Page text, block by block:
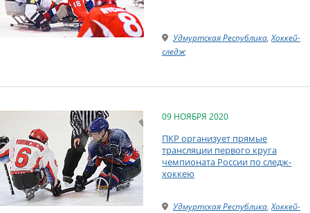
Удмуртская Республика,Хоккей-
следж
09 НОЯБРЯ 2020
ПКР организует прямые
трансляции первого круга
чемпионата России по следж-
хоккею
Удмуртская Республика,Хоккей-